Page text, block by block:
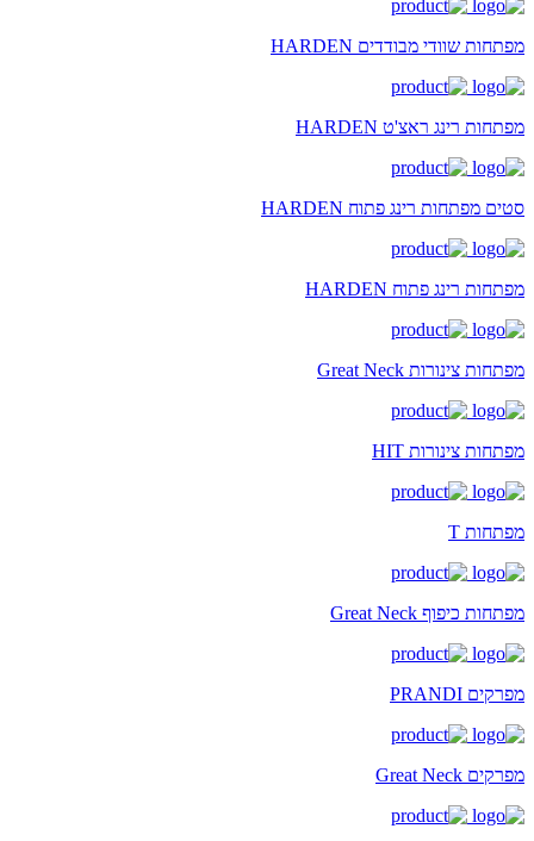
מפתחות שוודי מבודדים HARDEN
מפתחות רינג ראצ'ט HARDEN
סטים מפתחות רינג פתוח HARDEN
מפתחות רינג פתוח HARDEN
מפתחות צינורות Great Neck
מפתחות צינורות HIT
מפתחות T
מפתחות כיפוף Great Neck
מפרקים PRANDI
מפרקים Great Neck